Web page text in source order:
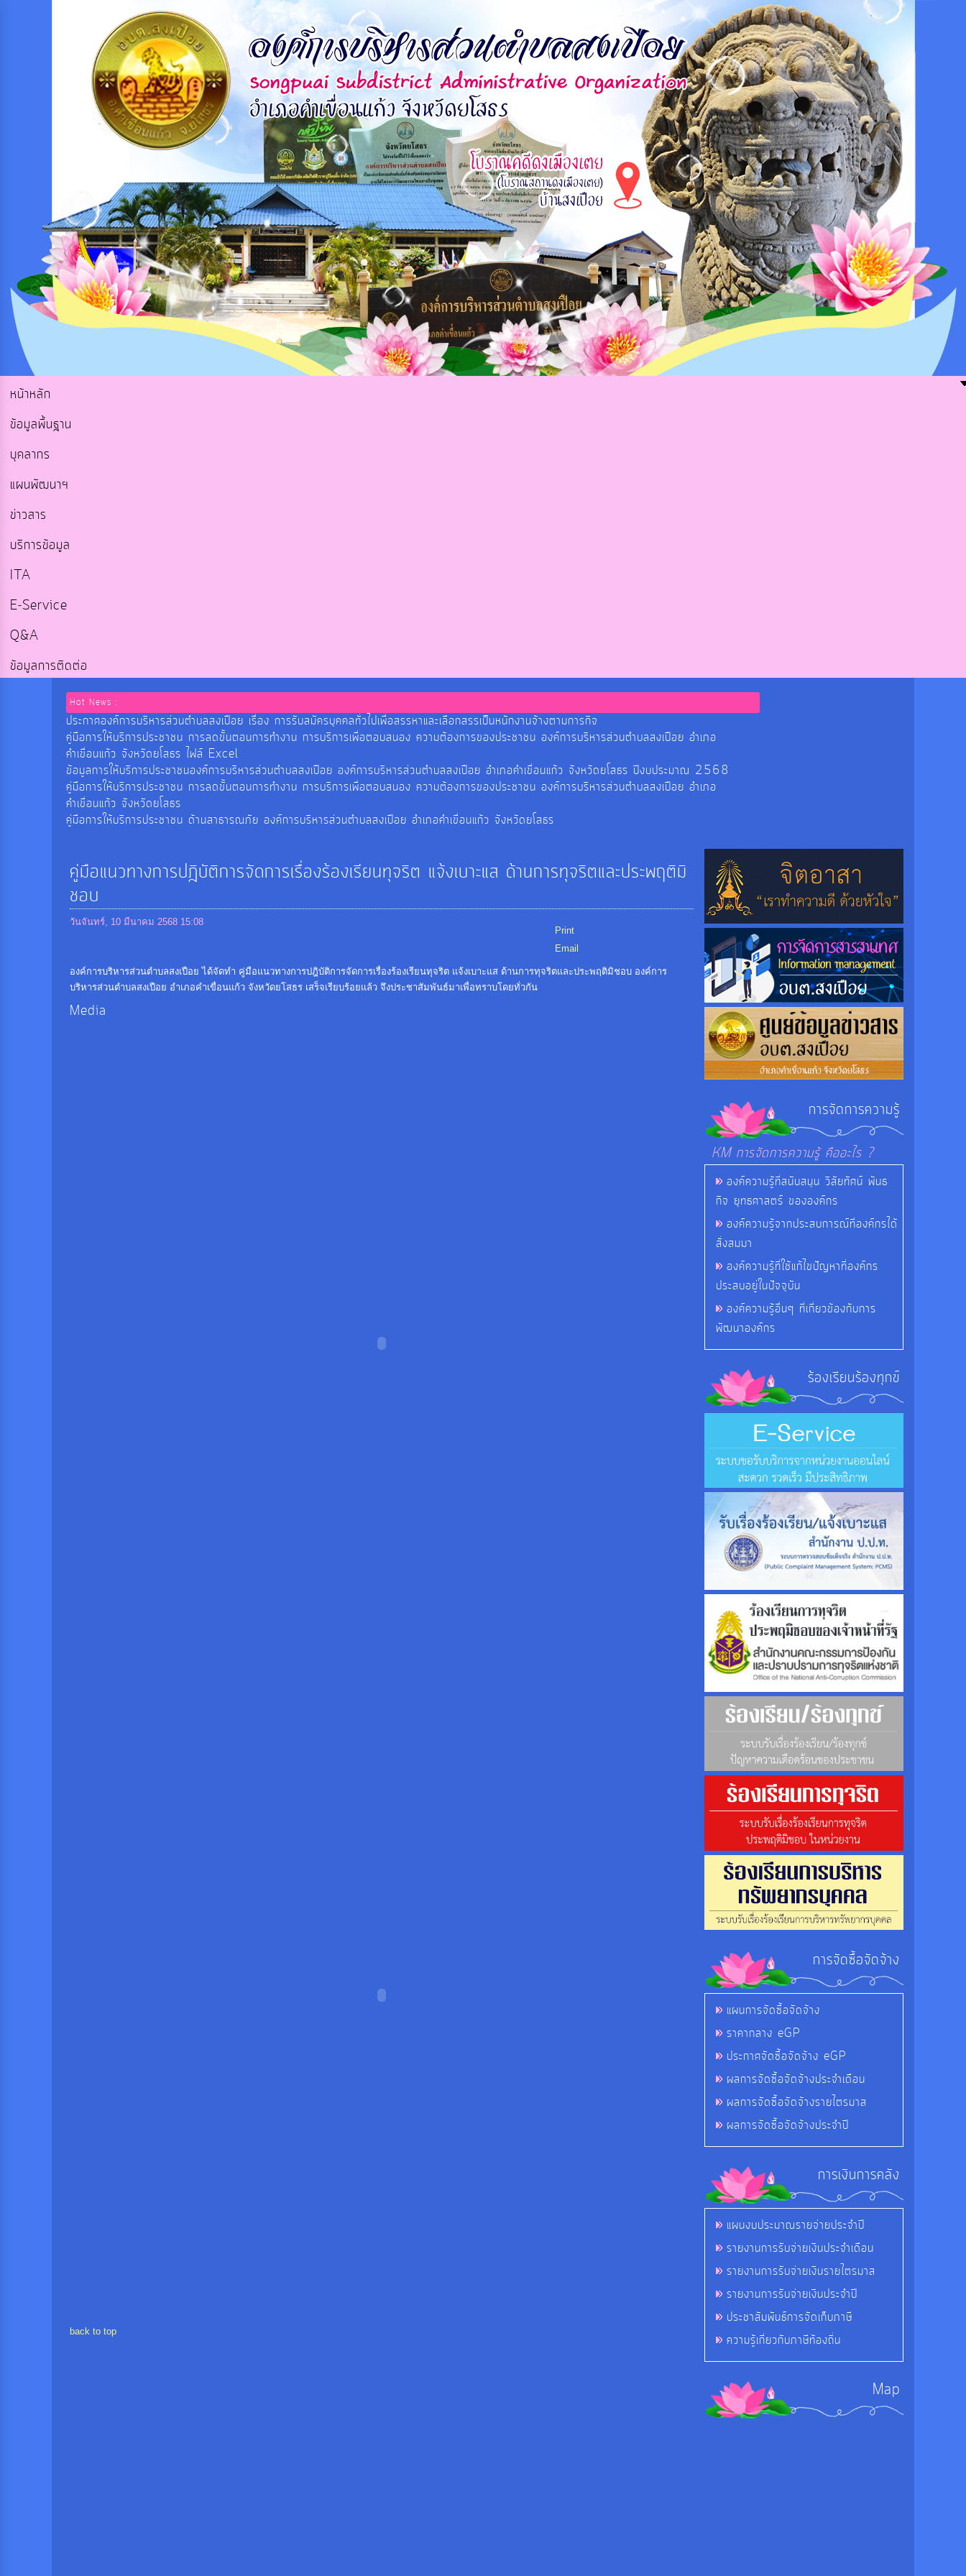
หน้าหลัก
ข้อมูลพื้นฐาน
บุคลากร
แผนพัฒนาฯ
ข่าวสาร
บริการข้อมูล
ITA
E-Service
Q&A
ข้อมูลการติดต่อ
Hot News :
ประกาศองค์การบริหารส่วนตำบลสงเปือย เรื่อง การรับสมัครบุคคลทั่วไปเพื่อสรรหาและเลือกสรรเป็นหนักงานจ้างตามการกิจ
คู่มือการให้บริการประชาชน การลดขั้นตอนการทำงาน การบริการเพื่อตอบสนอง ความต้องการของประชาชน องค์การบริหารส่วนตำบลสงเปือย อำเภอ
คำเขื่อนแก้ว จังหวัดยโสธร ไฟล์ Excel
ข้อมูลการให้บริการประชาชนองค์การบริหารส่วนตำบลสงเปือย องค์การบริหารส่วนตำบลสงเปือย อำเภอคำเขื่อนแก้ว จังหวัดยโสธร ปีงบประมาณ 2568
คู่มือการให้บริการประชาชน การลดขั้นตอนการทำงาน การบริการเพื่อตอบสนอง ความต้องการของประชาชน องค์การบริหารส่วนตำบลสงเปือย อำเภอ
คำเขื่อนแก้ว จังหวัดยโสธร
คู่มือการให้บริการประชาชน ด้านสาธารณภัย องค์การบริหารส่วนตำบลสงเปือย อำเภอคำเขื่อนแก้ว จังหวัดยโสธร
คู่มือแนวทางการปฎิบัติการจัดการเรื่องร้องเรียนทุจริต แจ้งเบาะแส ด้านการทุจริตและประพฤติมิ
ชอบ
วันจันทร์, 10 มีนาคม 2568 15:08
Print
Email
องค์การบริหารส่วนตำบลสงเปือย ได้จัดทำ คู่มือแนวทางการปฎิบัติการจัดการเรื่องร้องเรียนทุจริต แจ้งเบาะแส ด้านการทุจริตและประพฤติมิชอบ องค์การ
บริหารส่วนตำบลสงเปือย อำเภอคำเขื่อนแก้ว จังหวัดยโสธร เสร็จเรียบร้อยแล้ว จึงประชาสัมพันธ์มาเพื่อทราบโดยทั่วกัน
Media
back to top
การจัดการความรู้
KM การจัดการความรู้ คืออะไร ?
องค์ความรู้ที่สนับสนุน วิสัยทัศน์ พันธ
กิจ ยุทธศาสตร์ ขององค์กร
องค์ความรู้จากประสบการณ์ที่องค์กรได้
สั่งสมมา
องค์ความรู้ที่ใช้แก้ไขปัญหาที่องค์กร
ประสบอยู่ในปัจจุบัน
องค์ความรู้อื่นๆ ที่เกี่ยวข้องกับการ
พัฒนาองค์กร
ร้องเรียนร้องทุกข์
การจัดซื้อจัดจ้าง
แผนการจัดซื้อจัดจ้าง
ราคากลาง eGP
ประกาศจัดซื้อจัดจ้าง eGP
ผลการจัดซื้อจัดจ้างประจำเดือน
ผลการจัดซื้อจัดจ้างรายไตรมาส
ผลการจัดซื้อจัดจ้างประจำปี
การเงินการคลัง
แผนงบประมาณรายจ่ายประจำปี
รายงานการรับจ่ายเงินประจำเดือน
รายงานการรับจ่ายเงินรายไตรมาส
รายงานการรับจ่ายเงินประจำปี
ประชาสัมพันธ์การจัดเก็บภาษี
ความรู้เกี่ยวกับภาษีท้องถิ่น
Map